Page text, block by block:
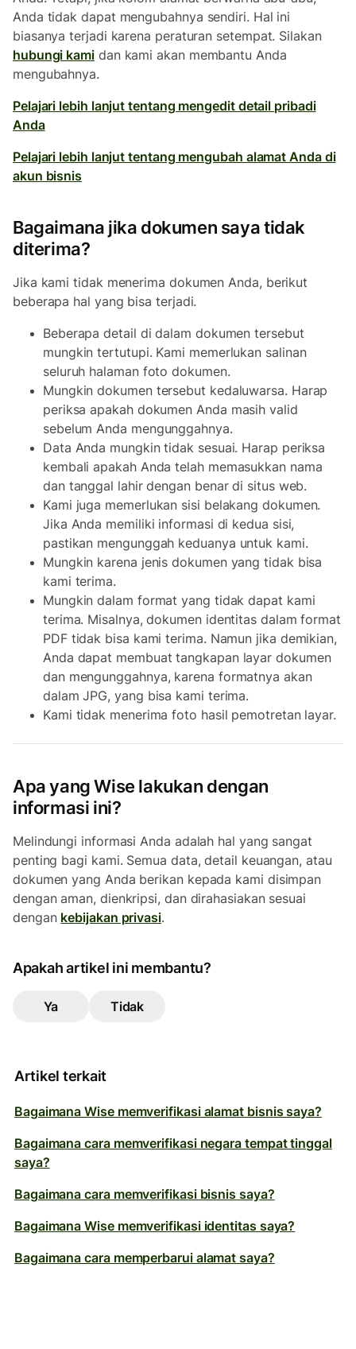
Anda tidak dapat mengubahnya sendiri. Hal ini
biasanya terjadi karena peraturan setempat. Silakan
hubungi kami dan kami akan membantu Anda
mengubahnya.
Pelajari lebih lanjut tentang mengedit detail pribadi
Anda
Pelajari lebih lanjut tentang mengubah alamat Anda di
akun bisnis
Bagaimana jika dokumen saya tidak
diterima?
Jika kami tidak menerima dokumen Anda, berikut
beberapa hal yang bisa terjadi.
Beberapa detail di dalam dokumen tersebut
mungkin tertutupi. Kami memerlukan salinan
seluruh halaman foto dokumen.
Mungkin dokumen tersebut kedaluwarsa. Harap
periksa apakah dokumen Anda masih valid
sebelum Anda mengunggahnya.
Data Anda mungkin tidak sesuai. Harap periksa
kembali apakah Anda telah memasukkan nama
dan tanggal lahir dengan benar di situs web.
Kami juga memerlukan sisi belakang dokumen.
Jika Anda memiliki informasi di kedua sisi,
pastikan mengunggah keduanya untuk kami.
Mungkin karena jenis dokumen yang tidak bisa
kami terima.
Mungkin dalam format yang tidak dapat kami
terima. Misalnya, dokumen identitas dalam format
PDF tidak bisa kami terima. Namun jika demikian,
Anda dapat membuat tangkapan layar dokumen
dan mengunggahnya, karena formatnya akan
dalam JPG, yang bisa kami terima.
Kami tidak menerima foto hasil pemotretan layar.
Apa yang Wise lakukan dengan
informasi ini?
Melindungi informasi Anda adalah hal yang sangat
penting bagi kami. Semua data, detail keuangan, atau
dokumen yang Anda berikan kepada kami disimpan
dengan aman, dienkripsi, dan dirahasiakan sesuai
dengan kebijakan privasi.
Apakah artikel ini membantu?
Ya Tidak
Artikel terkait
Bagaimana Wise memverifikasi alamat bisnis saya?
Bagaimana cara memverifikasi negara tempat tinggal
saya?
Bagaimana cara memverifikasi bisnis saya?
Bagaimana Wise memverifikasi identitas saya?
Bagaimana cara memperbarui alamat saya?